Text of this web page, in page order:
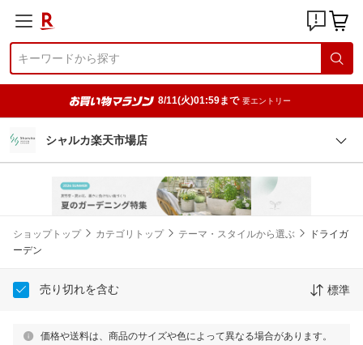
8/11(火)01:59まで 要エントリー
シャルカ楽天市場店
ショップトップ カテゴリトップ テーマ・スタイルから選ぶ
ドライガ
ーデン
売り切れを含む 標準
価格や送料は、商品のサイズや色によって異なる場合があります。